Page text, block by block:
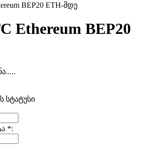
BEP20 ETH-მდე
Ethereum BEP20
სტატუსი
*: